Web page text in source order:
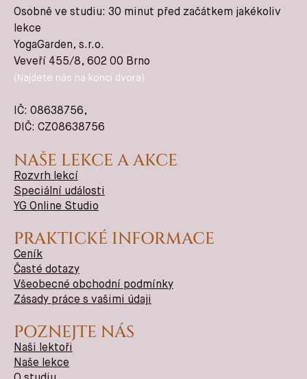
Osobně ve studiu: 30 minut před začátkem jakékoliv
lekce
YogaGarden, s.r.o.
Veveří 455/8, 602 00 Brno
(Najdete nás na konci dvora)
IČ: 08638756,
DIČ: CZ08638756
NAŠE LEKCE A AKCE
Rozvrh lekcí
Speciální události
YG Online Studio
PRAKTICKÉ INFORMACE
Ceník
Časté dotazy
Všeobecné obchodní podmínky
Zásady práce s vašimi údaji
POZNEJTE NÁS
Naši lektoři
Naše lekce